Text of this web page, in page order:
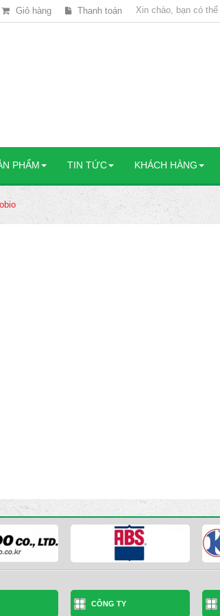
Giỏ hàng Thanh toán Xin chào, bạn có thể
PHẨM TIN TỨC KHÁCH HÀNG
CÔNG TY